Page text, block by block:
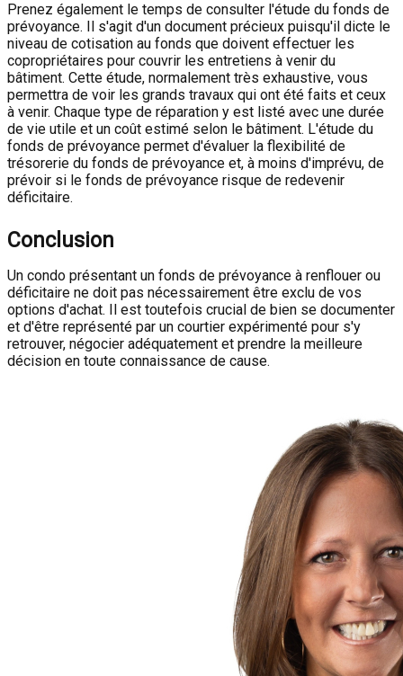
Prenez également le temps de consulter l'étude du fonds de
prévoyance. Il s'agit d'un document précieux puisqu'il dicte le
niveau de cotisation au fonds que doivent effectuer les
copropriétaires pour couvrir les entretiens à venir du
bâtiment. Cette étude, normalement très exhaustive, vous
permettra de voir les grands travaux qui ont été faits et ceux
à venir. Chaque type de réparation y est listé avec une durée
de vie utile et un coût estimé selon le bâtiment. L'étude du
fonds de prévoyance permet d'évaluer la flexibilité de
trésorerie du fonds de prévoyance et, à moins d'imprévu, de
prévoir si le fonds de prévoyance risque de redevenir
déficitaire.
Conclusion
Un condo présentant un fonds de prévoyance à renflouer ou
déficitaire ne doit pas nécessairement être exclu de vos
options d'achat. Il est toutefois crucial de bien se documenter
et d'être représenté par un courtier expérimenté pour s'y
retrouver, négocier adéquatement et prendre la meilleure
décision en toute connaissance de cause.